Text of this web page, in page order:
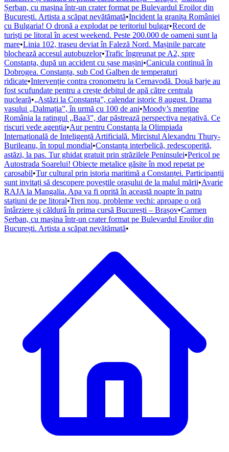
Șerban, cu mașina într-un crater format pe Bulevardul Eroilor din
București. Artista a scăpat nevătămată•Incident la granița României
cu Bulgaria! O dronă a explodat pe teritoriul bulgar•Record de
turiști pe litoral în acest weekend. Peste 200.000 de oameni sunt la
mare•Linia 102, traseu deviat în Faleză Nord. Mașinile parcate
blochează accesul autobuzelor•Trafic îngreunat pe A2, spre
Constanța, după un accident cu șase mașini•Canicula continuă în
Dobrogea. Constanța, sub Cod Galben de temperaturi
ridicate•Intervenție contra cronometru la Cernavodă. Două barje au
fost scufundate pentru a crește debitul de apă către centrala
nucleară•„Astăzi la Constanța”, calendar istoric 8 august. Drama
vasului „Dalmația”, în urmă cu 100 de ani•Moody’s menține
România la ratingul „Baa3”, dar păstrează perspectiva negativă. Ce
riscuri vede agenția•Aur pentru Constanța la Olimpiada
Internațională de Inteligență Artificială. Mircistul Alexandru Thury-
Burileanu, în topul mondial•Constanța interbelică, redescoperită,
astăzi, la pas. Tur ghidat gratuit prin străzilele Peninsulei•Pericol pe
Autostrada Soarelui! Obiecte metalice găsite în mod repetat pe
carosabil•Tur cultural prin istoria maritimă a Constanței. Participanții
sunt invitați să descopere poveștile orașului de la malul mării•Avarie
RAJA la Mangalia. Apa va fi oprită în această noapte în patru
stațiuni de pe litoral•Tren nou, probleme vechi: aproape o oră
întârziere și căldură în prima cursă București – Brașov•Carmen
Șerban, cu mașina într-un crater format pe Bulevardul Eroilor din
București. Artista a scăpat nevătămată•